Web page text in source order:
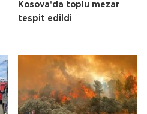
Kosova'da toplu mezar
tespit edildi